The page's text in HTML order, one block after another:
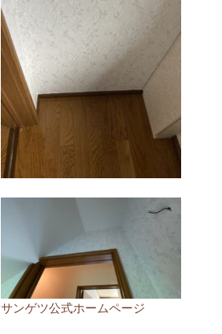
サンゲツ公式ホームページ